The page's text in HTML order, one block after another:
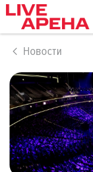
Новости